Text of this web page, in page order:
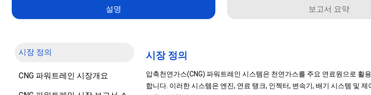
설명 보고서 요약
시장 정의
CNG 파워트레인 시장개요
시장 정의
압축천연가스(CNG) 파워트레인 시스템은 천연가스를 주요 연료원으로 활
합니다. 이러한 시스템은 엔진, 연료 탱크, 인젝터, 변속기, 배기 시스템 및